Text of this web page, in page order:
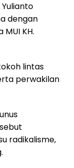
dengan
MUI KH.
lintas
perwakilan
radikalisme,